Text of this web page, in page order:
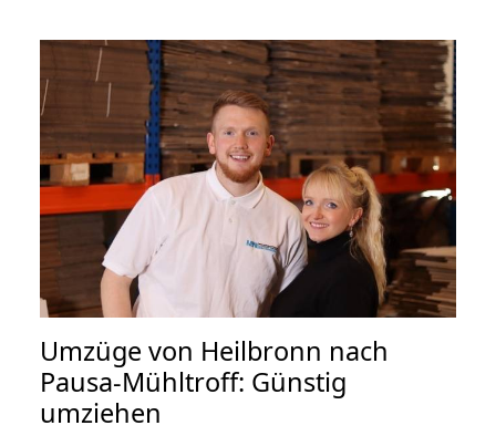
Umzüge von Heilbronn nach
Pausa-Mühltroff: Günstig
umziehen